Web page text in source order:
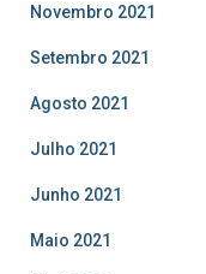
Novembro 2021
Setembro 2021
Agosto 2021
Julho 2021
Junho 2021
Maio 2021